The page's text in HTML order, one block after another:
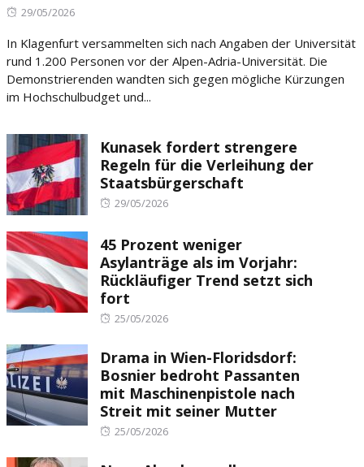
Posted
29/05/2026
In Klagenfurt versammelten sich nach Angaben der Universität
rund 1.200 Personen vor der Alpen-Adria-Universität. Die
Demonstrierenden wandten sich gegen mögliche Kürzungen
im Hochschulbudget und...
Kunasek fordert strengere
Regeln für die Verleihung der
Staatsbürgerschaft
Posted
29/05/2026
45 Prozent weniger
Asylanträge als im Vorjahr:
Rückläufiger Trend setzt sich
fort
Posted
25/05/2026
Drama in Wien-Floridsdorf:
Bosnier bedroht Passanten
mit Maschinenpistole nach
Streit mit seiner Mutter
Posted
25/05/2026